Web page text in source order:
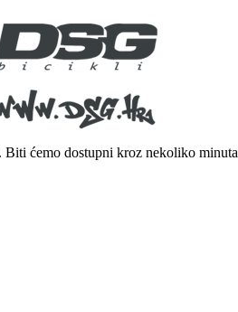
Biti ćemo dostupni kroz nekoliko minuta